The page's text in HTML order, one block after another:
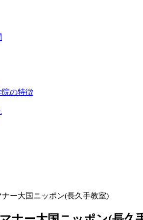
院の特徴
ー大国ニッポン(長久手教室)